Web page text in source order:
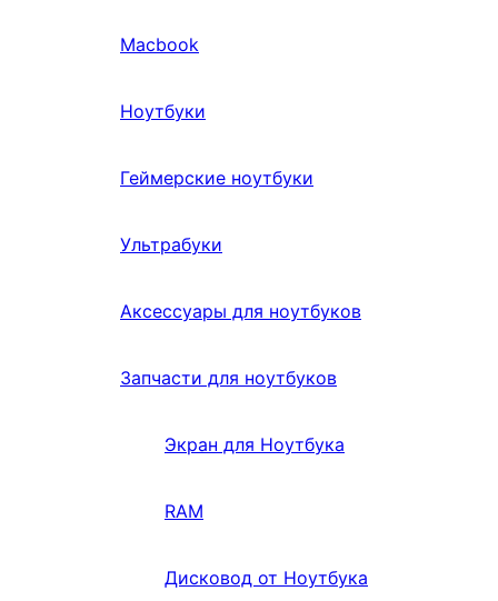
Macbook
Ноутбуки
Геймерские ноутбуки
Ультрабуки
Аксессуары для ноутбуков
Запчасти для ноутбуков
Экран для Ноутбука
RAM
Дисковод от Ноутбука